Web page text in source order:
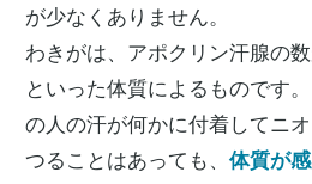
が少なくありません。
わきがは、アポクリン汗腺の
といった体質によるものです
の人の汗が何かに付着してニ
つることはあっても、 体質が